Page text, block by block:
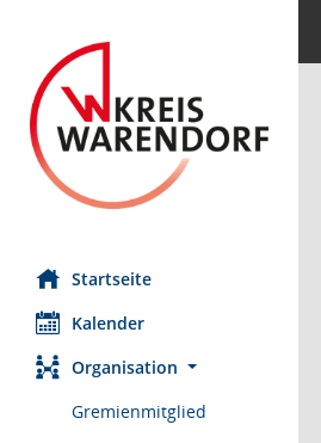
Startseite
Kalender
Organisation
Gremienmitglied